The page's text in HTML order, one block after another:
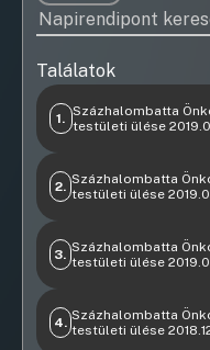
Találatok
1. Százhalombatta
testületi ülése
Napirendi előtt
2. Százhalombatta
testületi ülése
Napirendi előtt
3. Százhalombatta
testületi ülése
Napirendi előtt
4. Százhalombatta
testületi ülése